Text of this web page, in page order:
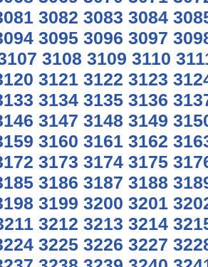
3082 3083 3084
3095 3096 3097
3108 3109 3110
3121 3122 3123
3134 3135 3136
3147 3148 3149
3160 3161 3162
3173 3174 3175
3186 3187 3188
3199 3200 3201
3212 3213 3214
3225 3226 3227